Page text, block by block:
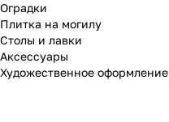
Оградки
Плитка на могилу
Столы и лавки
Аксессуары
Художественное оформление